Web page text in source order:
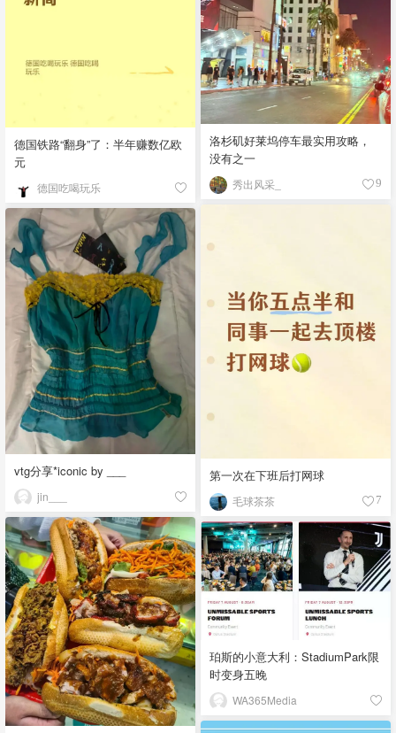
德国铁路“翻身”了：半年赚数亿欧
元
德国吃喝玩乐
洛杉矶好莱坞停车最实用攻略，
没有之一
秀出风采_ 9
第一次在下班后打网球
毛球茶茶 7
vtg分享*iconic by ___
jin___
珀斯的小意大利：StadiumPark限
时变身五晚
WA365Media